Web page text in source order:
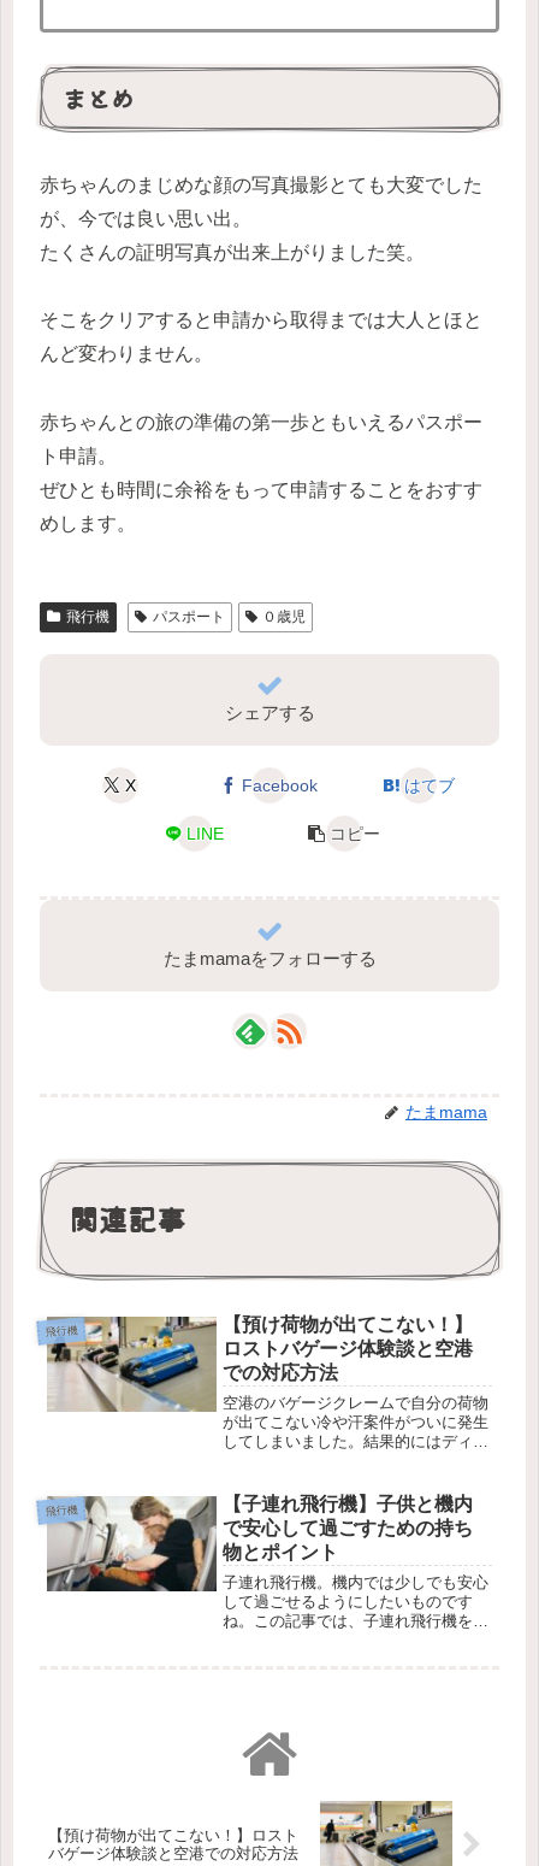
まとめ
赤ちゃんのまじめな顔の写真撮影とても大変でした
が、今では良い思い出。
たくさんの証明写真が出来上がりました笑。
そこをクリアすると申請から取得までは大人とほと
んど変わりません。
赤ちゃんとの旅の準備の第一歩ともいえるパスポー
ト申請。
ぜひとも時間に余裕をもって申請することをおすす
めします。
飛行機 パスポート ０歳児
シェアする
X Facebook はてブ
LINE コピー
たまmamaをフォローする
たまmama
関連記事
飛行機
【預け荷物が出てこない！】
ロストバゲージ体験談と空港
での対応方法
空港のバゲージクレームで自分の荷物
が出てこない冷や汗案件がついに発生
してしまいました。結果的にはディレ
今後の対策の話です。
飛行機
【子連れ飛行機】子供と機内
で安心して過ごすための持ち
物とポイント
子連れ飛行機。機内では少しでも安心
して過ごせるようにしたいものです
ね。この記事では、子連れ飛行機を毎
【預け荷物が出てこない！】ロスト
バゲージ体験談と空港での対応方法